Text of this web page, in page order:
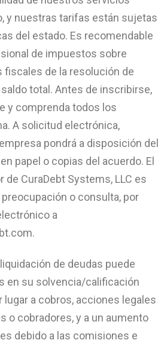
y nuestras tarifas están sujetas
del estado. Es recomendable
de impuestos sobre
de la resolución de
total. Antes de inscribirse,
y comprenda todos los
A solicitud electrónica,
pondrá a disposición del
papel o copias del acuerdo. El
CuraDebt Systems, LLC es
o consulta, por
a
.
de deudas puede
en su solvencia/calificación
lugar a cobros, acciones legales
o cobradores, y a un aumento
debido a las comisiones e